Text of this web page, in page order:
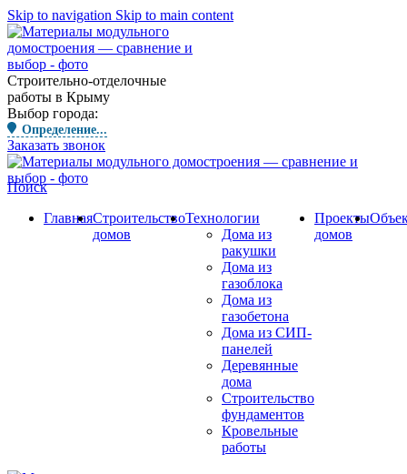
Skip to navigation Skip to main content
Строительно-отделочные
работы в Крыму
Выбор города:
Определение...
Заказать звонок
Поиск
ГлавнаяСтроительство
домов
Технологии
Дома из
ракушки
Дома из
газоблока
Дома из
газобетона
Дома из СИП-
панелей
Деревянные
дома
Строительство
фундаментов
Кровельные
работы
Проекты
домов